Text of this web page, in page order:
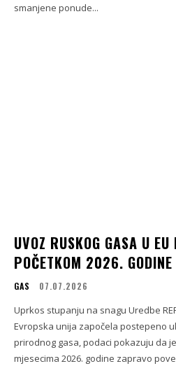
smanjene ponude...
UVOZ RUSKOG GASA U EU
POČETKOM 2026. GODINE
GAS 07.07.2026
Uprkos stupanju na snagu Uredbe
Evropska unija započela postepeno
prirodnog gasa, podaci pokazuju da
mjesecima 2026. godine zapravo